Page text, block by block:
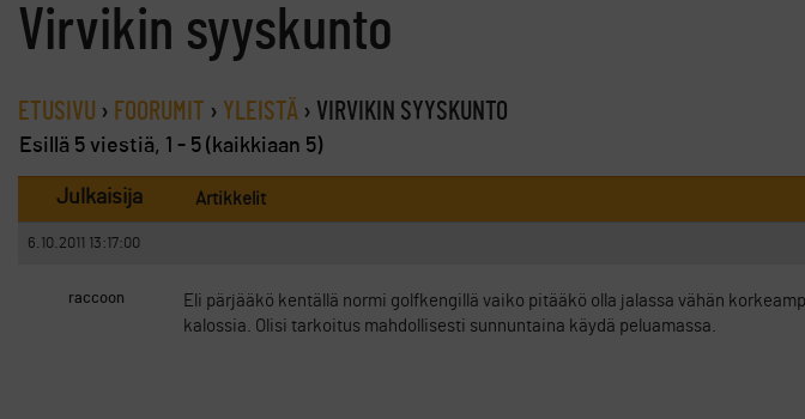
Virvikin syyskunto
ETUSIVU › FOORUMIT › YLEISTÄ › VIRVIKIN SYYSKUNTO
Esillä 5 viestiä, 1 - 5 (kaikkiaan 5)
Julkaisija Artikkelit
6.10.2011 13:17:00
raccoon
Eli pärjääkö kentällä normi golfkengillä vaiko pitääkö olla jalassa vähän
kalossia. Olisi tarkoitus mahdollisesti sunnuntaina käydä peluamassa.